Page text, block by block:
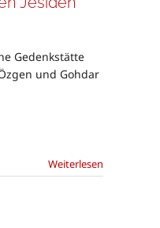
Gedenkstätte
und Gohdar
Weiterlesen